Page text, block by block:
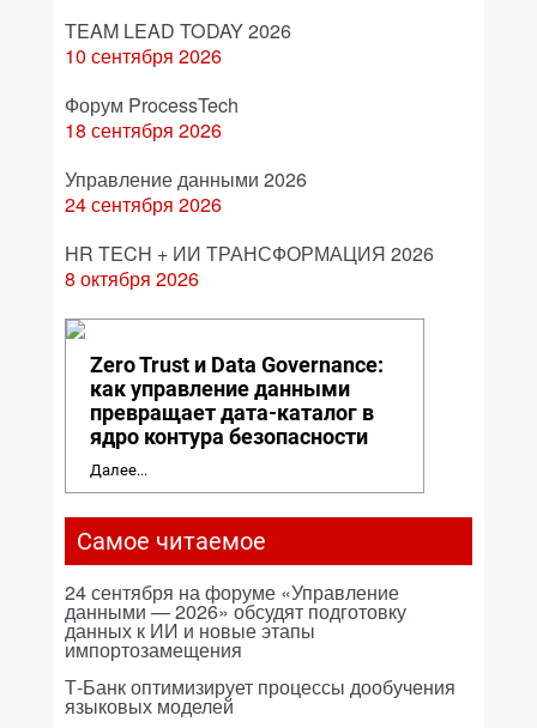
TEAM LEAD TODAY 2026
10 сентября 2026
Форум ProcessTech
18 сентября 2026
Управление данными 2026
24 сентября 2026
HR TECH + ИИ ТРАНСФОРМАЦИЯ 2026
8 октября 2026
Zero Trust и Data Governance:
как управление данными
превращает дата-каталог в
ядро контура безопасности
Далее...
Самое читаемое
24 сентября на форуме «Управление
данными — 2026» обсудят подготовку
данных к ИИ и новые этапы
импортозамещения
Т-Банк оптимизирует процессы дообучения
языковых моделей